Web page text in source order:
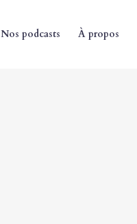
Nos podcasts À propos